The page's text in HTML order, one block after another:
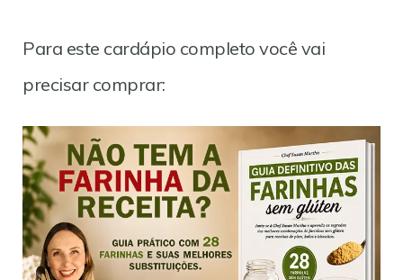
Para este cardápio completo você vai
precisar comprar: